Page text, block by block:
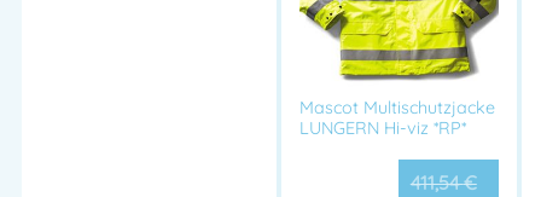
Mascot Multischutzjacke
LUNGERN Hi-viz *RP*
411,54€